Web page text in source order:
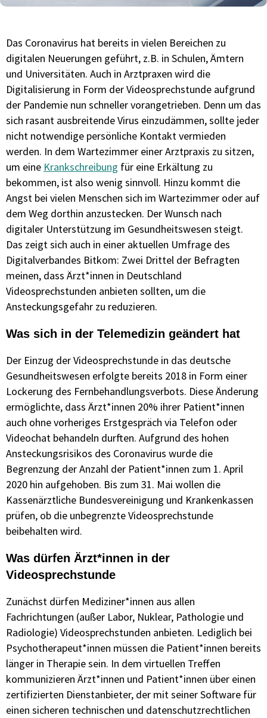
Das Coronavirus hat bereits in vielen Bereichen zu
digitalen Neuerungen geführt, z.B. in Schulen, Ämtern
und Universitäten. Auch in Arztpraxen wird die
Digitalisierung in Form der Videosprechstunde aufgrund
der Pandemie nun schneller vorangetrieben. Denn um das
sich rasant ausbreitende Virus einzudämmen, sollte jeder
nicht notwendige persönliche Kontakt vermieden
werden. In dem Wartezimmer einer Arztpraxis zu sitzen,
um eine Krankschreibung für eine Erkältung zu
bekommen, ist also wenig sinnvoll. Hinzu kommt die
Angst bei vielen Menschen sich im Wartezimmer oder auf
dem Weg dorthin anzustecken. Der Wunsch nach
digitaler Unterstützung im Gesundheitswesen steigt.
Das zeigt sich auch in einer aktuellen Umfrage des
Digitalverbandes Bitkom: Zwei Drittel der Befragten
meinen, dass Ärzt*innen in Deutschland
Videosprechstunden anbieten sollten, um die
Ansteckungsgefahr zu reduzieren.
Was sich in der Telemedizin geändert hat
Der Einzug der Videosprechstunde in das deutsche
Gesundheitswesen erfolgte bereits 2018 in Form einer
Lockerung des Fernbehandlungsverbots. Diese Änderung
ermöglichte, dass Ärzt*innen 20% ihrer Patient*innen
auch ohne vorheriges Erstgespräch via Telefon oder
Videochat behandeln durften. Aufgrund des hohen
Ansteckungsrisikos des Coronavirus wurde die
Begrenzung der Anzahl der Patient*innen zum 1. April
2020 hin aufgehoben. Bis zum 31. Mai wollen die
Kassenärztliche Bundesvereinigung und Krankenkassen
prüfen, ob die unbegrenzte Videosprechstunde
beibehalten wird.
Was dürfen Ärzt*innen in der
Videosprechstunde
Zunächst dürfen Mediziner*innen aus allen
Fachrichtungen (außer Labor, Nuklear, Pathologie und
Radiologie) Videosprechstunden anbieten. Lediglich bei
Psychotherapeut*innen müssen die Patient*innen bereits
länger in Therapie sein. In dem virtuellen Treffen
kommunizieren Ärzt*innen und Patient*innen über einen
zertifizierten Dienstanbieter, der mit seiner Software für
einen sicheren technischen und datenschutzrechtlichen